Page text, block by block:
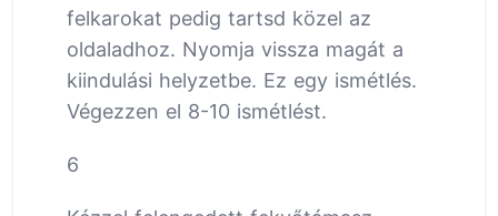
felkarokat pedig tartsd közel az
oldaladhoz. Nyomja vissza magát a
kiindulási helyzetbe. Ez egy ismétlés.
Végezzen el 8-10 ismétlést.
6